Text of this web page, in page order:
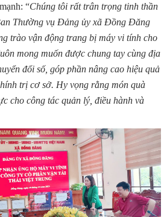
“Chúng tôi rất trân trọng tinh thần
Thường vụ Đảng ủy xã Đồng Đăng
trào vận động trang bị máy vi tính cho
mong muốn được chung tay cùng địa
đổi số, góp phần nâng cao hiệu quả
trị cơ sở. Hy vọng rằng món quà
cho công tác quản lý, điều hành và